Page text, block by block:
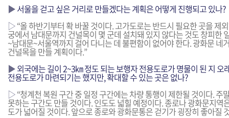
▶서울을 걷고 싶은 거리로 만들겠다는 계획은 어떻게 진행되고 있나?
▷“올 하반기부터 확 바꿀 것이다. 고가도로는 반드시 필요한 곳을 제
궁에서 남대문까지 건널목이 몇 군데 설치돼 있지 않다는 것도 창피한
~남대문~서울역까지 걸어 다니는 데 불편함이 없어야 한다. 광화문 네
건널목을 만들 계획이다.”
▶외국에는 길이 2~3㎞ 정도 되는 보행자 전용도로가 명물이 된 지 오
전용도로가 마련되기는 했지만, 확대할 수 있는 곳은 없나?
▷“청계천 복원 구간 중 일정 구간에는 차량 통행이 제한될 것이다. 주
못하는 구간도 만들 것이다. 인도도 넓힐 예정이다. 종로나 광화문지역
도가 넓어질 것이다. 앞으로 종로와 광화문통은 걷기가 굉장히 좋아질